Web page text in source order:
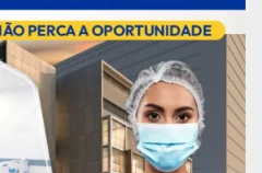
| Imagem: Divulgação PMM
Divulgação PMM